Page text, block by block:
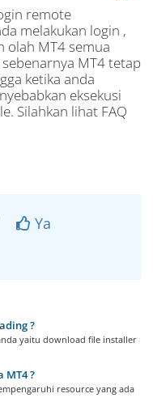
remote
melakukan login ,
olah MT4 semua
MT4 tetap
ketika anda
eksekusi
Silahkan lihat FAQ
Ya
?
yaitu download file installer
MT4 ?
resource yang ada